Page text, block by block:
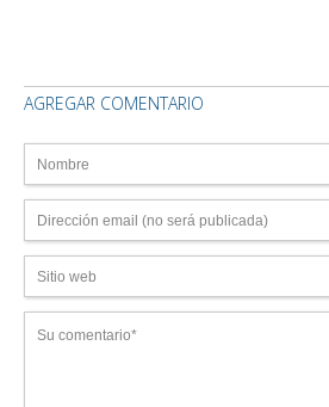
AGREGAR COMENTARIO